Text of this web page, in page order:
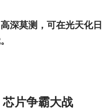
深莫测，可在光天化日
片争霸大战